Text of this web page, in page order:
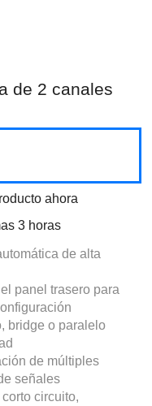
de 2 canales
ahora
3 horas
de alta
panel trasero para
bridge o paralelo
de múltiples
señales
circuito,